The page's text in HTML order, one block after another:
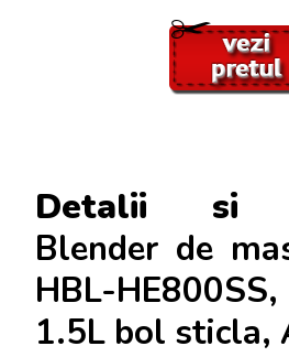
Detalii si
Blender de
HBL-
1.5L bol sticla,